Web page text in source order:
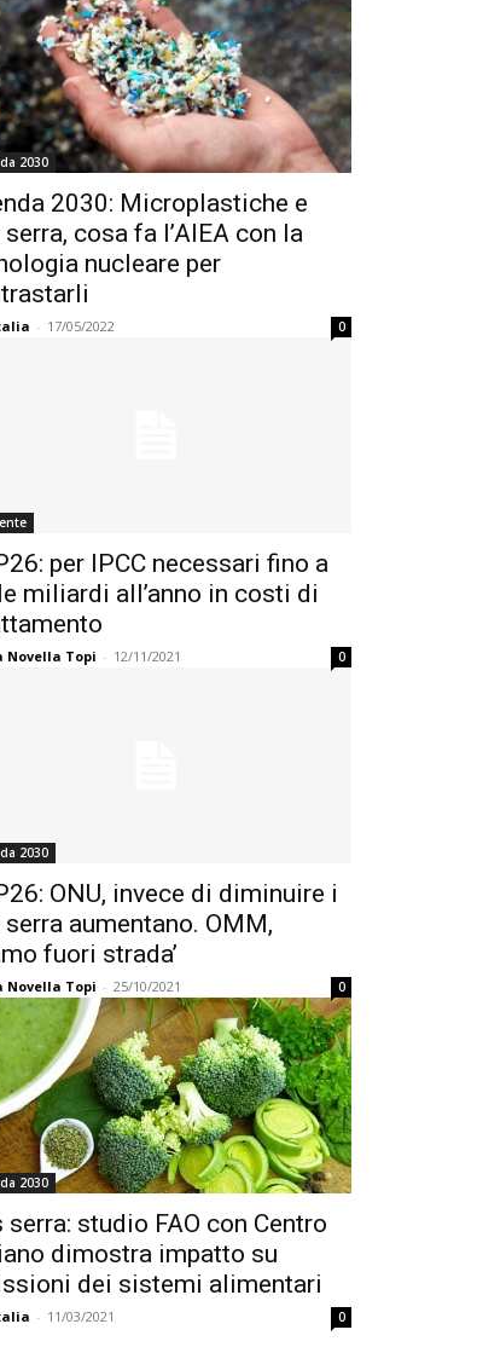
2030
2030: Microplastiche e
serra, cosa fa l’AIEA con la
nucleare per
- 17/05/2022 0
per IPCC necessari fino a
miliardi all’anno in costi di
Novella Topi - 12/11/2021 0
2030
ONU, invece di diminuire i
serra aumentano. OMM,
fuori strada’
Novella Topi - 25/10/2021 0
2030
serra: studio FAO con Centro
dimostra impatto su
dei sistemi alimentari
- 11/03/2021 0